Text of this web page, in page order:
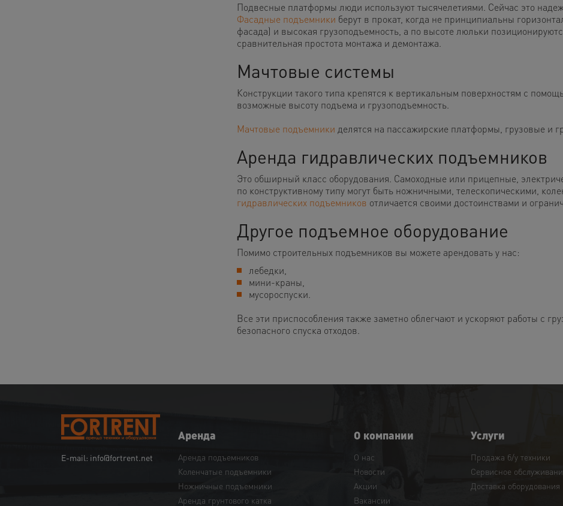
Подвесные платформы люди используют тысячелетиями. Сейчас это
Фасадные подъемники берут в прокат, когда не принципиальны
фасада) и высокая грузоподъемность, а по высоте люльки
сравнительная простота монтажа и демонтажа.
Мачтовые системы
Конструкции такого типа крепятся к вертикальным поверхностям с
возможные высоту подъема и грузоподъемность.
Мачтовые подъемники делятся на пассажирские платформы, грузовые и
Аренда гидравлических подъемников
Это обширный класс оборудования. Самоходные или прицепные,
по конструктивному типу могут быть ножничными, телескопическими,
гидравлических подъемников отличается своими достоинствами и
Другое подъемное оборудование
Помимо строительных подъемников вы можете арендовать у нас:
лебедки,
мини-краны,
мусороспуски.
Все эти приспособления также заметно облегчают и ускоряют работы с
безопасного спуска отходов.
E-mail: info@fortrent.net
Аренда
Аренда подъемников
Коленчатые подъемники
Ножничные подъемники
Аренда грунтового катка
О компании
О нас
Новости
Акции
Вакансии
Услуги
Продажа б/у техники
Сервисное
Доставка оборудования